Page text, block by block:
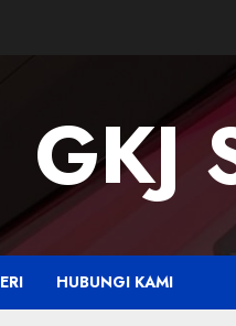
GKJ
HUBUNGI KAMI